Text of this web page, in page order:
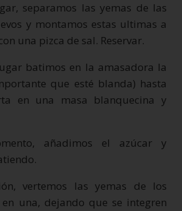
separamos las yemas de las
y montamos estas ultimas a
una pizca de sal. Reservar.
batimos en la amasadora la
que esté blanda) hasta
en una masa blanquecina y
añadimos el azúcar y
vertemos las yemas de los
una, dejando que se integren